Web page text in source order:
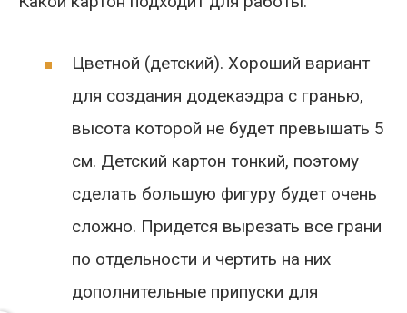
Цветной (детский). Хороший вариант
для создания додекаэдра с гранью,
высота которой не будет превышать 5
см. Детский картон тонкий, поэтому
сделать большую фигуру будет очень
сложно. Придется вырезать все грани
по отдельности и чертить на них
дополнительные припуски для